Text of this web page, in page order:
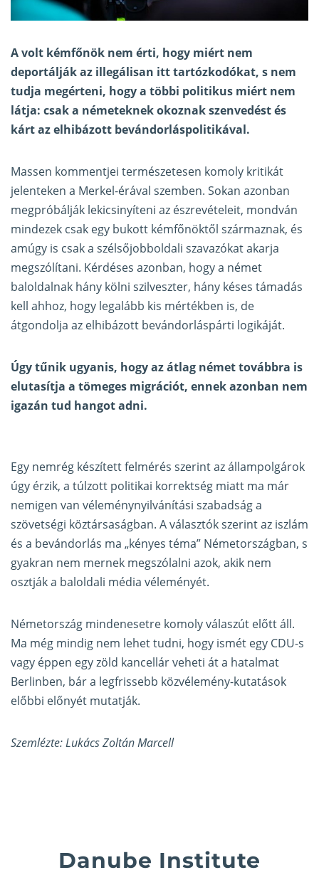
A volt kémfőnök nem érti, hogy miért nem
deportálják az illegálisan itt tartózkodókat, s nem
tudja megérteni, hogy a többi politikus miért nem
látja: csak a németeknek okoznak szenvedést és
kárt az elhibázott bevándorláspolitikával.
Massen kommentjei természetesen komoly kritikát
jelenteken a Merkel-érával szemben. Sokan azonban
megpróbálják lekicsinyíteni az észrevételeit, mondván
mindezek csak egy bukott kémfőnöktől származnak, és
amúgy is csak a szélsőjobboldali szavazókat akarja
megszólítani. Kérdéses azonban, hogy a német
baloldalnak hány kölni szilveszter, hány késes támadás
kell ahhoz, hogy legalább kis mértékben is, de
átgondolja az elhibázott bevándorláspárti logikáját.
Úgy tűnik ugyanis, hogy az átlag német továbbra is
elutasítja a tömeges migrációt, ennek azonban nem
igazán tud hangot adni.
Egy nemrég készítettfelmérés szerintaz állampolgárok
úgy érzik, a túlzott politikai korrektség miatt ma már
nemigen van véleménynyilvánítási szabadság a
szövetségi köztársaságban. A választók szerint az iszlám
és a bevándorlás ma „kényes téma” Németországban, s
gyakran nem mernek megszólalni azok, akik nem
osztják a baloldali média véleményét.
Németország mindenesetre komoly válaszút előtt áll.
Ma még mindig nem lehet tudni, hogy ismét egy CDU-s
vagy éppen egy zöld kancellár veheti át a hatalmat
Berlinben, bár a legfrissebb közvélemény-kutatások
előbbi előnyét mutatják.
Szemlézte: Lukács Zoltán Marcell
Danube Institute